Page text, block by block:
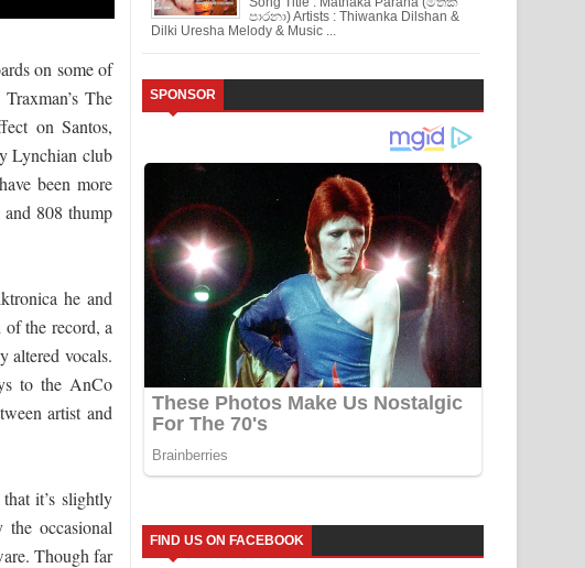
on some of
The
on Santos,
Lynchian club
been more
808 thump
he and
the record, a
altered vocals.
to the AnCo
artist and
it’s slightly
occasional
Though far
පාරනා) Artists : Thiwanka Dilshan &
Dilki Uresha Melody & Music ...
SPONSOR
FIND US ON FACEBOOK